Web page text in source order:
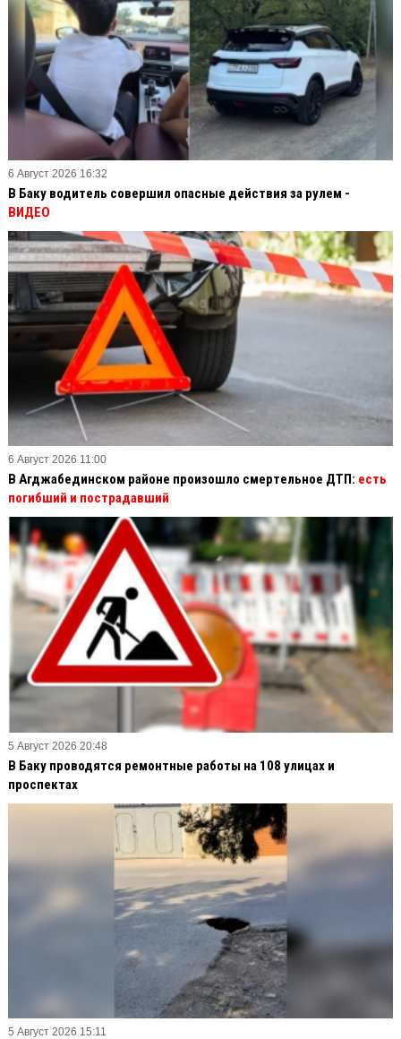
6 Август 2026 16:32
В Баку водитель совершил опасные действия за рулем -
ВИДЕО
6 Август 2026 11:00
В Агджабединском районе произошло смертельное ДТП: есть
погибший и пострадавший
5 Август 2026 20:48
В Баку проводятся ремонтные работы на 108 улицах и
проспектах
5 Август 2026 15:11